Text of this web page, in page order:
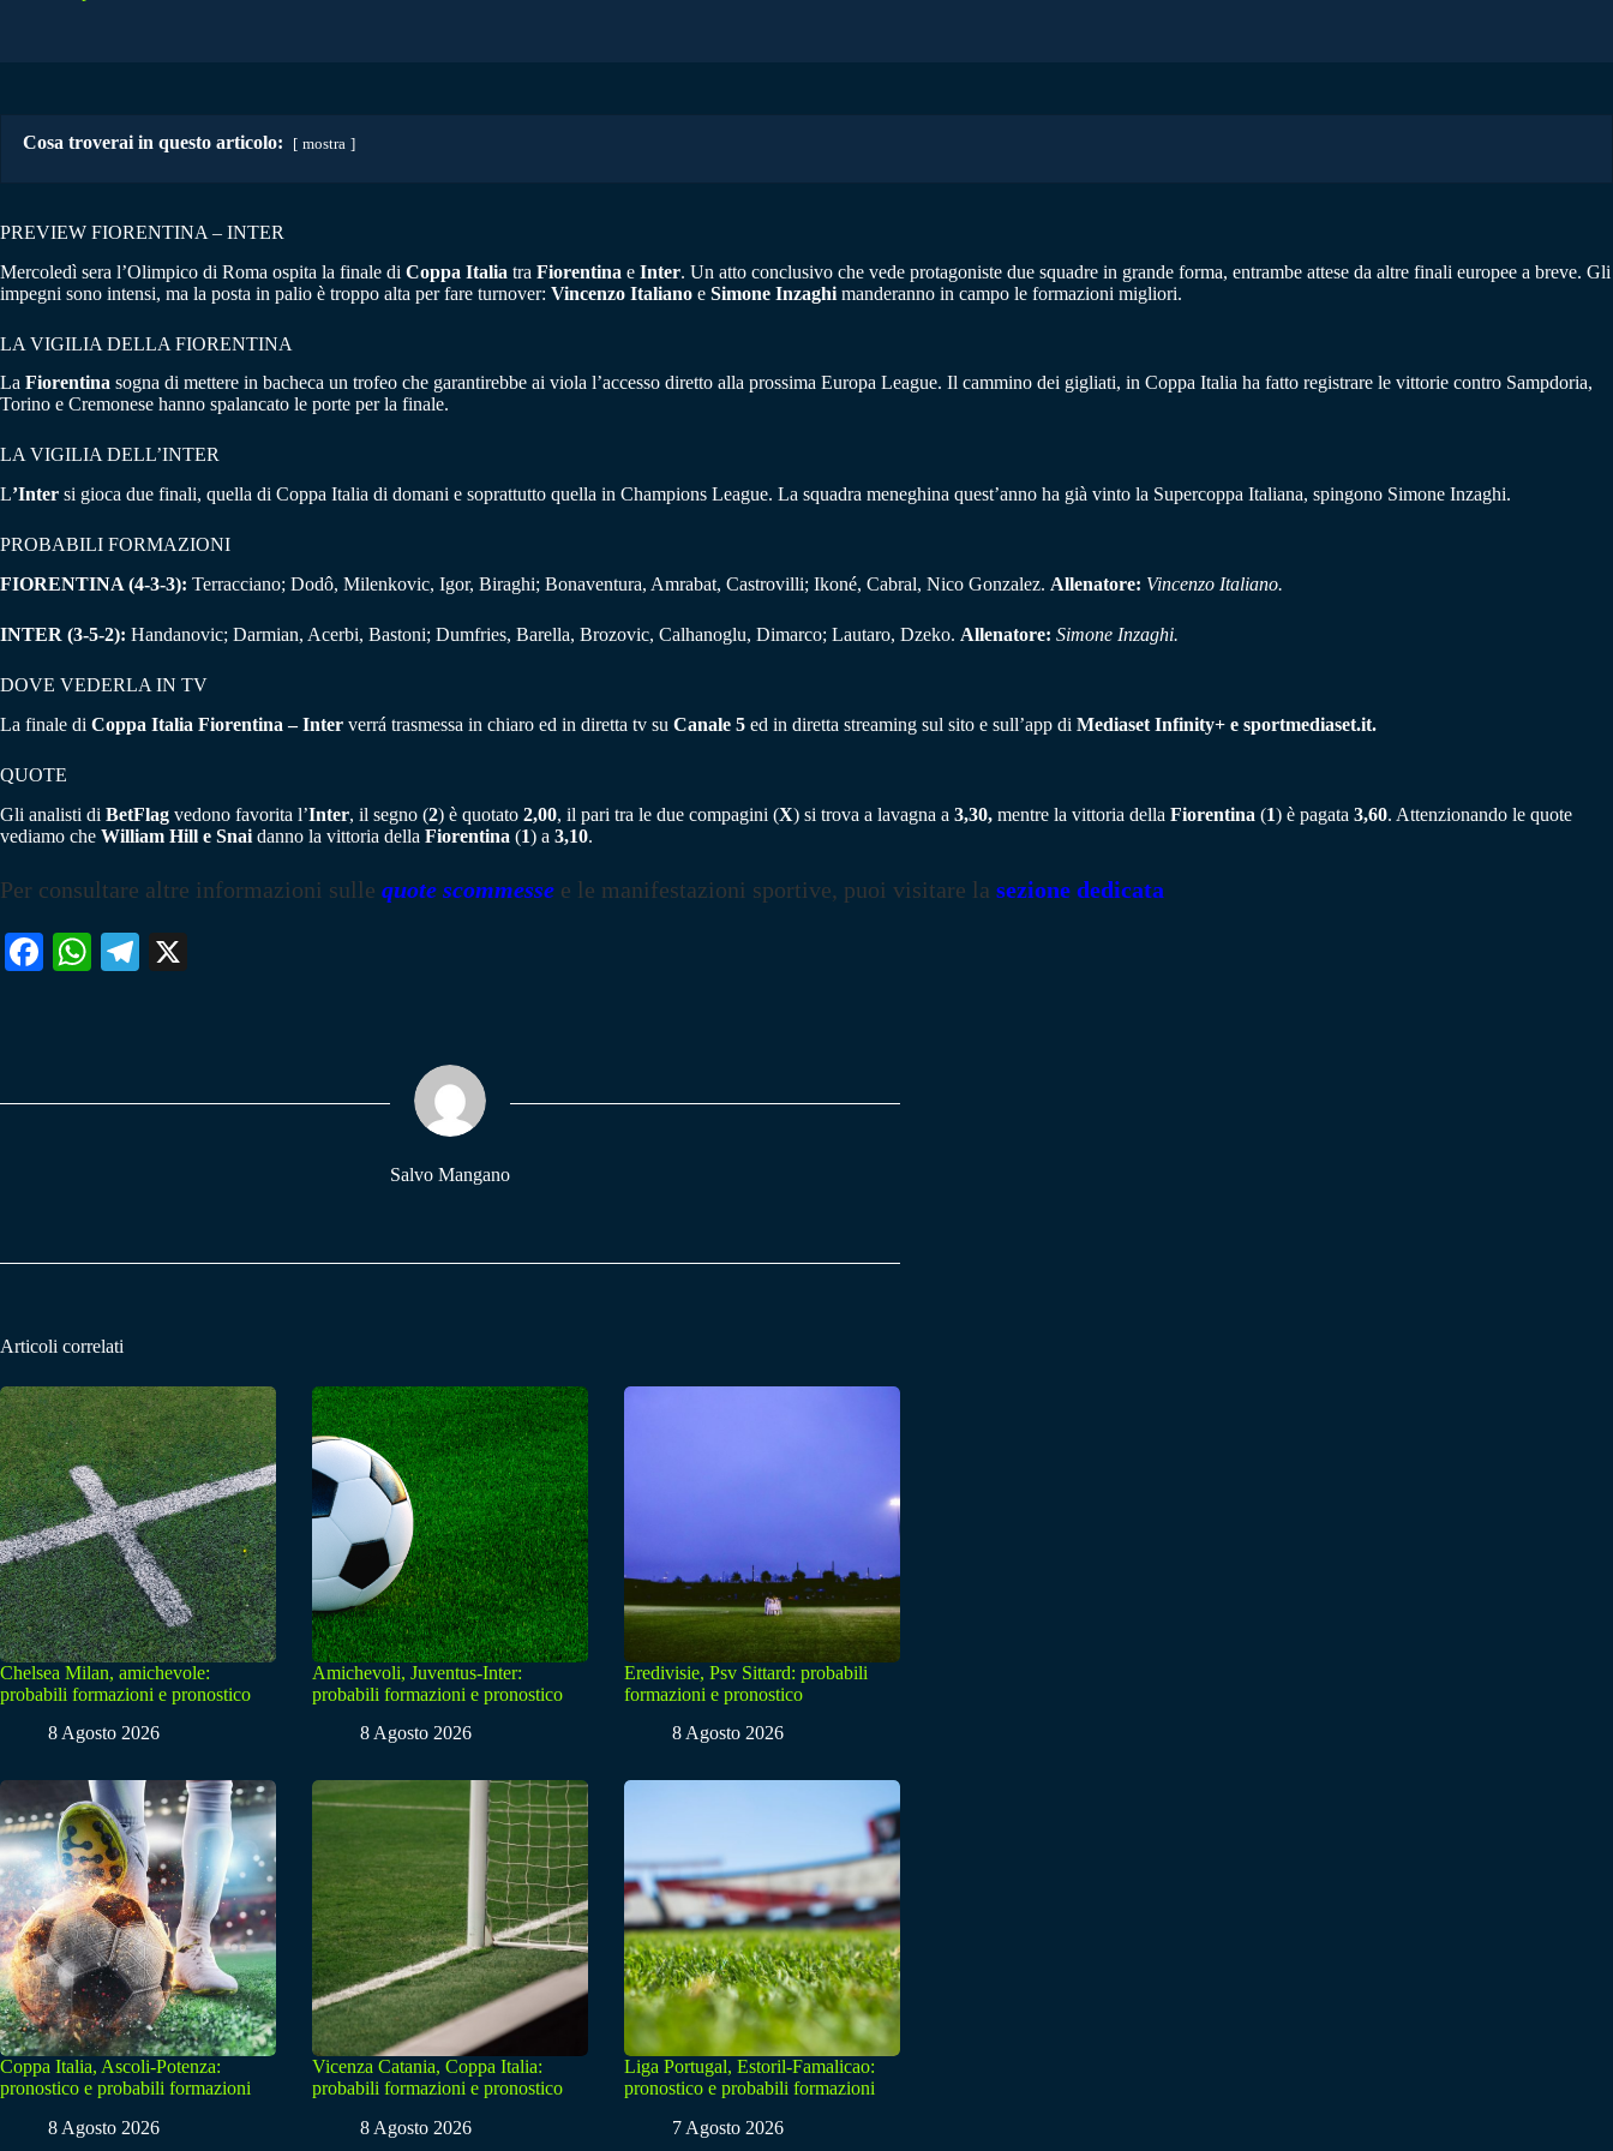
Cosa troverai in questo articolo: mostra
PREVIEW FIORENTINA – INTER
Mercoledì sera l’Olimpico di Roma ospita la finale di Coppa Italia tra Fiorentina e Inter. Un atto conclusivo che vede protagoniste due squadre in grande forma, entrambe attese da altre finali europee a breve. Gli
impegni sono intensi, ma la posta in palio è troppo alta per fare turnover: Vincenzo Italiano e Simone Inzaghi manderanno in campo le formazioni migliori.
LA VIGILIA DELLA FIORENTINA
La Fiorentina sogna di mettere in bacheca un trofeo che garantirebbe ai viola l’accesso diretto alla prossima Europa League. Il cammino dei gigliati, in Coppa Italia ha fatto registrare le vittorie contro Sampdoria,
Torino e Cremonese hanno spalancato le porte per la finale.
LA VIGILIA DELL’INTER
L’Inter si gioca due finali, quella di Coppa Italia di domani e soprattutto quella in Champions League. La squadra meneghina quest’anno ha già vinto la Supercoppa Italiana, spingono Simone Inzaghi.
PROBABILI FORMAZIONI
FIORENTINA (4-3-3): Terracciano; Dodô, Milenkovic, Igor, Biraghi; Bonaventura, Amrabat, Castrovilli; Ikoné, Cabral, Nico Gonzalez. Allenatore: Vincenzo Italiano.
INTER (3-5-2): Handanovic; Darmian, Acerbi, Bastoni; Dumfries, Barella, Brozovic, Calhanoglu, Dimarco; Lautaro, Dzeko. Allenatore: Simone Inzaghi.
DOVE VEDERLA IN TV
La finale di Coppa Italia Fiorentina – Inter verrá trasmessa in chiaro ed in diretta tv su Canale 5 ed in diretta streaming sul sito e sull’app di Mediaset Infinity+ e sportmediaset.it.
QUOTE
Gli analisti di BetFlag vedono favorita l’Inter, il segno (2) è quotato 2,00, il pari tra le due compagini (X) si trova a lavagna a 3,30, mentre la vittoria della Fiorentina (1) è pagata 3,60. Attenzionando le quote
vediamo che William Hill e Snai danno la vittoria della Fiorentina (1) a 3,10.
Per consultare altre informazioni sulle quote scommesse e le manifestazioni sportive, puoi visitare la sezione dedicata
Fa W
pp
Te
m
Salvo Mangano
Articoli correlati
Chelsea Milan, amichevole:
probabili formazioni e pronostico
8 Agosto 2026
Amichevoli, Juventus-Inter:
probabili formazioni e pronostico
8 Agosto 2026
Eredivisie, Psv Sittard: probabili
formazioni e pronostico
8 Agosto 2026
Coppa Italia, Ascoli-Potenza:
pronostico e probabili formazioni
8 Agosto 2026
Vicenza Catania, Coppa Italia:
probabili formazioni e pronostico
8 Agosto 2026
Liga Portugal, Estoril-Famalicao:
pronostico e probabili formazioni
7 Agosto 2026